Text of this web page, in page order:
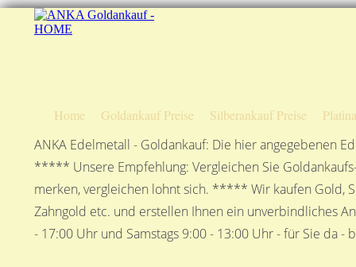
Home Goldankauf Preise Silberankauf Preise
ANKA Edelmetall - Goldankauf: Die hier angegebenen
***** Unsere Empfehlung: Vergleichen Sie
merken, vergleichen lohnt sich. ***** Wir kaufen Gold,
Zahngold etc. und erstellen Ihnen ein unverbindliches
- 17:00 Uhr und Samstags 9:00 - 13:00 Uhr - für Sie